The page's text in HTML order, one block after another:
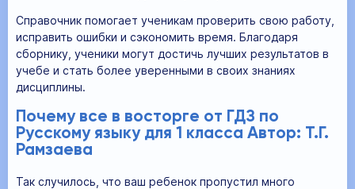
Справочник помогает ученикам проверить свою работу,
исправить ошибки и сэкономить время. Благодаря
сборнику, ученики могут достичь лучших результатов в
учебе и стать более уверенными в своих знаниях
дисциплины.
Почему все в восторге от ГДЗ по
Русскому языку для 1 класса Автор: Т.Г.
Рамзаева
Так случилось, что ваш ребенок пропустил много